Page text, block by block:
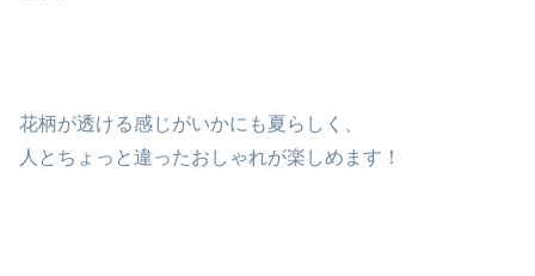
花柄が透ける感じがいかにも夏らしく、
人とちょっと違ったおしゃれが楽しめます！